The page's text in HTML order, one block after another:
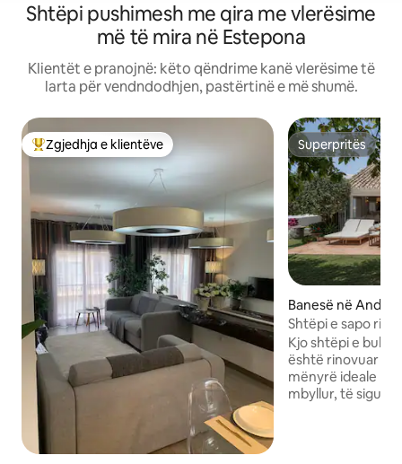
Shtëpi pushimesh me qira me vlerësime
më të mira në Estepona
Klientët e pranojnë: këto qëndrime kanë vlerësime të
larta për vendndodhjen, pastërtinë e më shumë.
Më të mirat e zgjedhjeve të klientëve
Zgjedhja e klientëve Superpritës
Superpritës
Banesë në
Shtëpi e sapo
vendndodhje e
Kjo shtëpi e
është rinovuar rishtas. E
mënyrë ideale
mbyllur, të sigurt